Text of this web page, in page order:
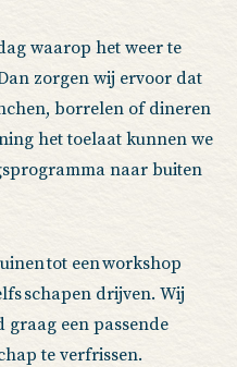
waarop het weer te
zorgen wij ervoor dat
borrelen of dineren
het toelaat kunnen we
naar buiten
tot een workshop
schapen drijven. Wij
een passende
te verfrissen.